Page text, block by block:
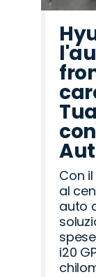
Con
al
auto
i20